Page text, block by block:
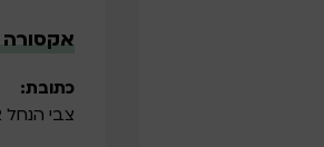
אקסורה
כתובת:
צבי הנחל 2 אזור תעשייה עמק חפר